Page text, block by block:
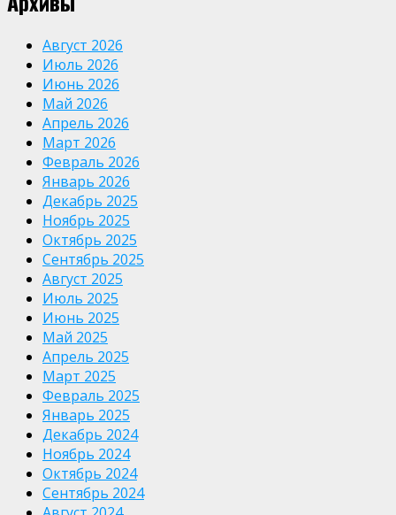
Август 2026
Июль 2026
Июнь 2026
Май 2026
Апрель 2026
Март 2026
Февраль 2026
Январь 2026
Декабрь 2025
Ноябрь 2025
Октябрь 2025
Сентябрь 2025
Август 2025
Июль 2025
Июнь 2025
Май 2025
Апрель 2025
Март 2025
Февраль 2025
Январь 2025
Декабрь 2024
Ноябрь 2024
Октябрь 2024
Сентябрь 2024